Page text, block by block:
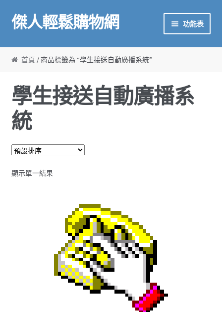
略過導覽
跳至內容
傑人輕鬆購物網 功能表
首頁
金鼎作文介紹
校掌雲
廣播系統
甘丹數學
首頁 / 商品標籤為 “學生接送自動廣播系統”
學生接送自動廣播系
統
顯示單一結果